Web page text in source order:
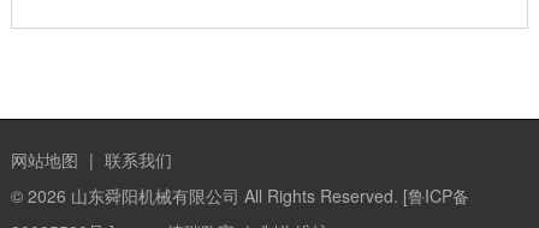
网站地图 | 联系我们
© 2026 山东舜阳机械有限公司 All Rights Reserved. [鲁ICP备